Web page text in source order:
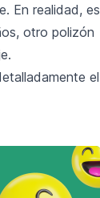
En realidad, es
otro polizón
el